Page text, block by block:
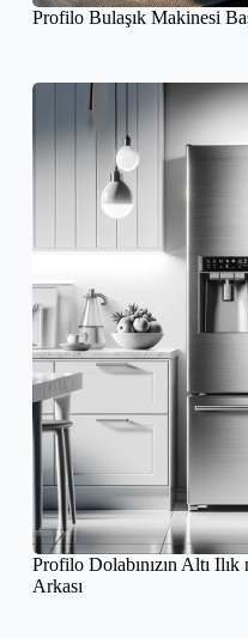
Profilo Bulaşık Makinesi
Profilo Dolabınızın Altı Ilık
Arkası